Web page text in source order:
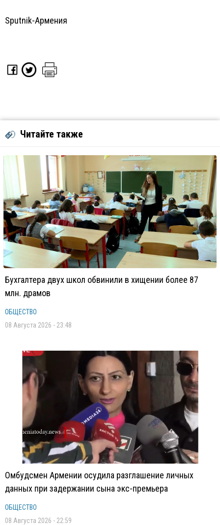
Sputnik-Армения
Читайте также
Бухгалтера двух школ обвинили в хищении более 87
млн. драмов
ОБЩЕСТВО
08 Августа 2026 - 23:48
Омбудсмен Армении осудила разглашение личных
данных при задержании сына экс-премьера
ОБЩЕСТВО
08 Августа 2026 - 22:59